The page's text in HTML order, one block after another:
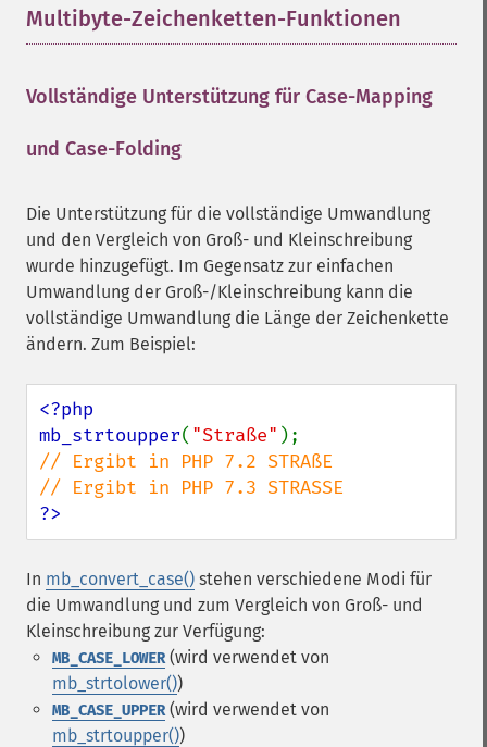
Multibyte-Zeichenketten-Funktionen
Vollständige Unterstützung für Case-Mapping
und Case-Folding
Die Unterstützung für die vollständige Umwandlung
und den Vergleich von Groß- und Kleinschreibung
wurde hinzugefügt. Im Gegensatz zur einfachen
Umwandlung der Groß-/Kleinschreibung kann die
vollständige Umwandlung die Länge der Zeichenkette
ändern. Zum Beispiel:
<?php
mb_strtoupper( "Straße"
// Ergibt in PHP 7.2 STRAßE
?>
In mb_convert_case() stehen verschiedene Modi für
die Umwandlung und zum Vergleich von Groß- und
Kleinschreibung zur Verfügung:
MB_CASE_LOWER(wird verwendet von
mb_strtolower())
MB_CASE_UPPER(wird verwendet von
mb_strtoupper())